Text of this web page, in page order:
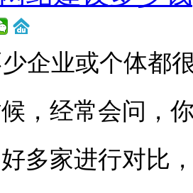
企业或个体都
，经常会问，
多家进行对比